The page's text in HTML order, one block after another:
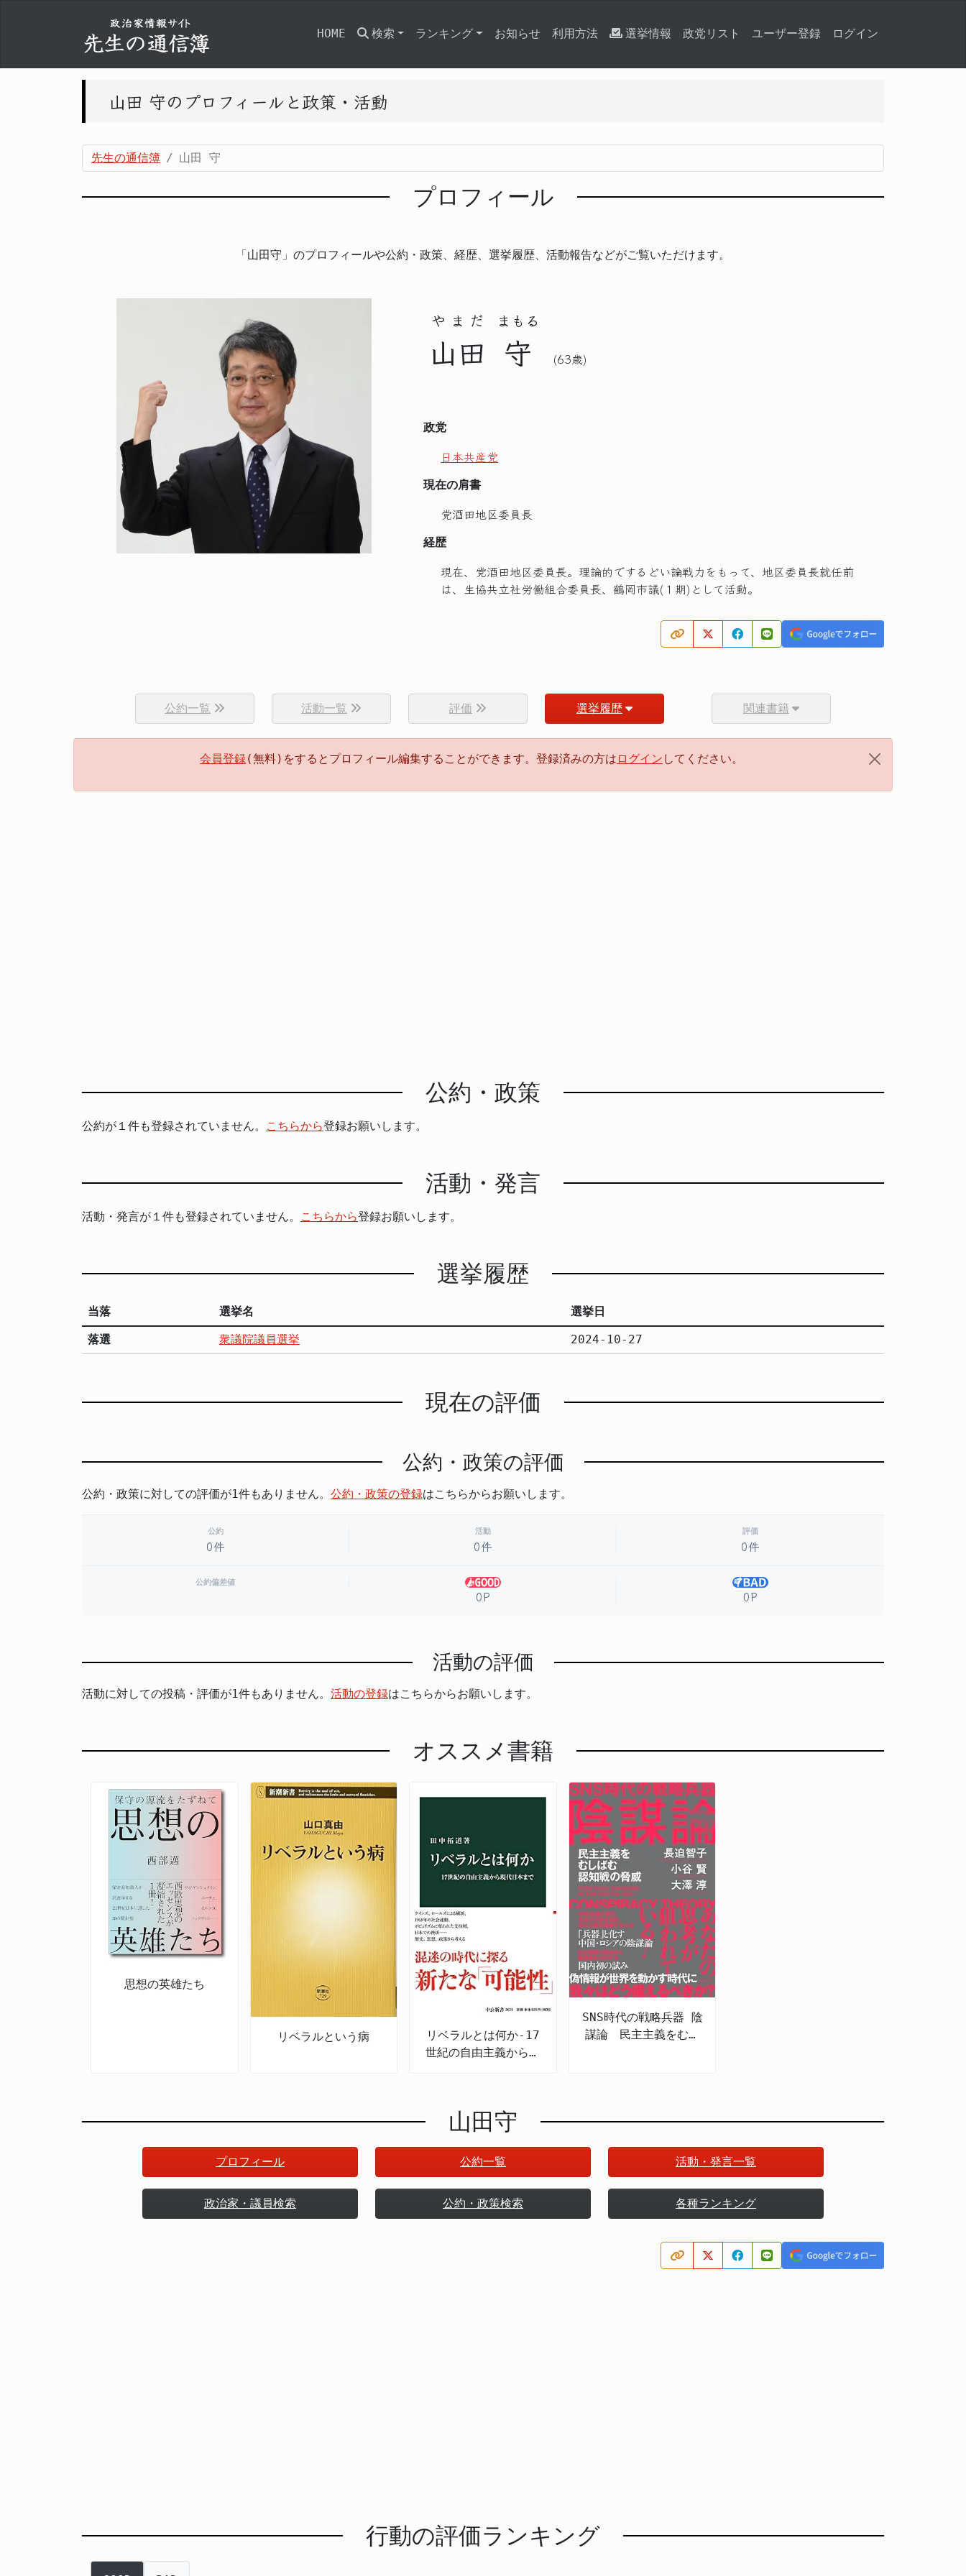
HOME 検索 ランキング お知らせ 利用方法 選挙情報 政党リスト ユーザー登録 ログイン
山田 守のプロフィールと政策・活動
先生の通信簿 山田 守
プロフィール
「山田守」のプロフィールや公約・政策、経歴、選挙履歴、活動報告などがご覧いただけます。
山田
やまだ
守
まもる
(63歳)
政党
日本共産党
現在の肩書
党酒田地区委員長
経歴
現在、党酒田地区委員長。理論的でするどい論戦力をもって、地区委員長就任前
は、生協共立社労働組合委員長、鶴岡市議(１期)として活動。
公約一覧 活動一覧 評価 選挙履歴 関連書籍
会員登録(無料)をするとプロフィール編集することができます。登録済みの方は ログイン してください。
公約・政策
公約が１件も登録されていません。 こちらから登録お願いします。
活動・発言
活動・発言が１件も登録されていません。 こちらから登録お願いします。
選挙履歴
当落 選挙名 選挙日
落選 衆議院議員選挙 2024-10-27
現在の評価
公約・政策の評価
公約・政策に対しての評価が1件もありません。 公約・政策の登録はこちらからお願いします。
公約
0件
活動
0件
評価
0件
公約偏差値
0P 0P
活動の評価
活動に対しての投稿・評価が1件もありません。 活動の登録はこちらからお願いします。
オススメ書籍
思想の英雄たち
リベラルという病
リベラルとは何か-17
世紀の自由主義から現
SNS時代の戦略兵器 陰
謀論 民主主義をむし
山田守
プロフィール 公約一覧 活動・発言一覧
政治家・議員検索 公約・政策検索 各種ランキング
行動の評価ランキング